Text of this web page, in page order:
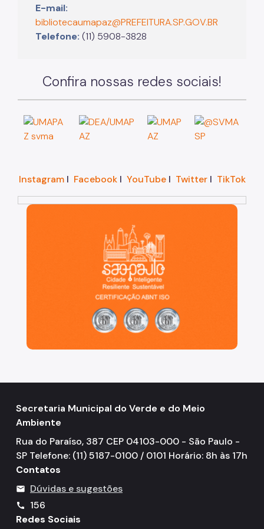
E-mail:
bibliotecaumapaz@PREFEITURA.SP.GOV.BR
Telefone: (11) 5908-3828
Confira nossas redes sociais!
InstagramI FacebookI YouTubeI TwitterI TikTok
São Paulo, cidade inteligente, resiliente e sustentável
Secretaria Municipal do Verde e do Meio
Ambiente
Rua do Paraíso, 387 CEP 04103-000 - São Paulo -
SP Telefone: (11) 5187-0100 / 0101 Horário: 8h às 17h
Contatos
mail Dúvidas e sugestões
call
156
Redes Sociais